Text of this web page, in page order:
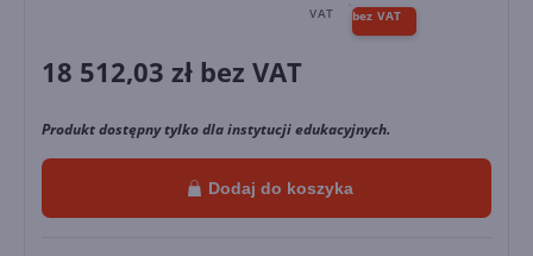
18 512,03 zł bez VAT
Produkt dostępny tylko dla instytucji edukacyjnych.
Dodaj do koszyka